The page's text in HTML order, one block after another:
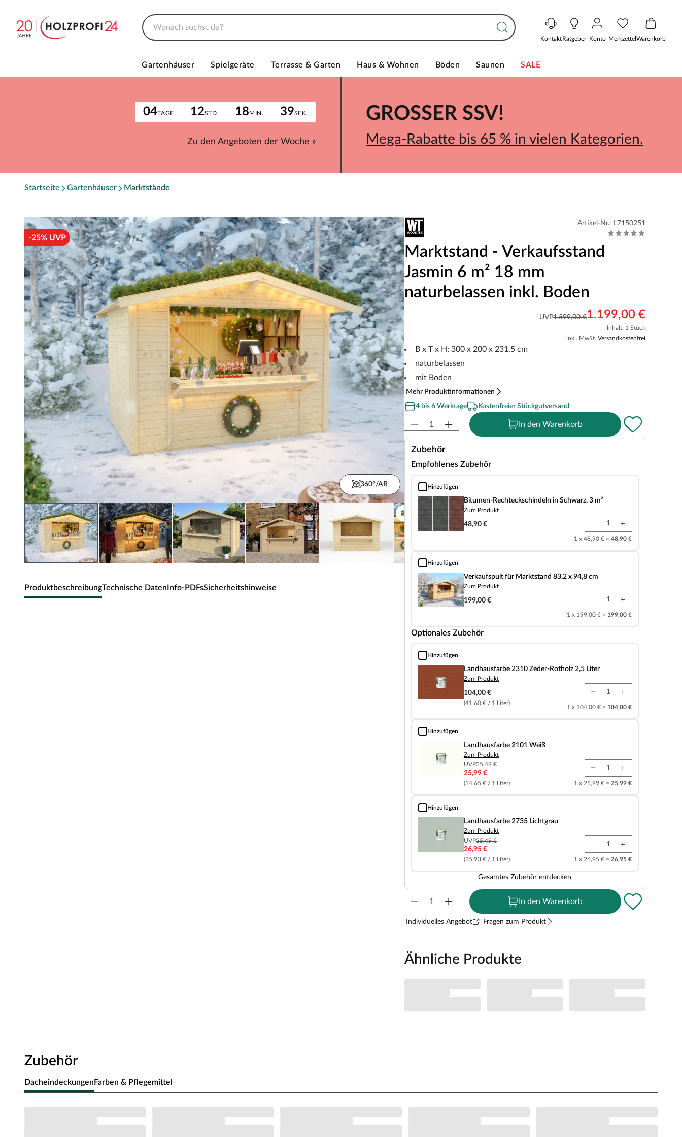
KontaktRatgeber Konto MerkzettelWarenkorb
Gartenhäuser Spielgeräte Terrasse & Garten Haus & Wohnen Böden Saunen SALE
04TAGE 12STD. 18MIN. 39SEK.
Zu den Angeboten der Woche »
GROSSER SSV!
Mega-Rabatte bis 65 % in vielen Kategorien.
Startseite Gartenhäuser Marktstände
-25% UVP
360°/AR
ProduktbeschreibungTechnische DatenInfo-PDFsSicherheitshinweise
Artikel-Nr.: L7150251
Marktstand - Verkaufsstand
Jasmin 6 m² 18 mm
naturbelassen inkl. Boden
UVP1.599,00 €1.199,00 €
Inhalt: 1 Stück
inkl. MwSt. Versandkostenfrei
B x T x H: 300 x 200 x 231,5 cm
naturbelassen
mit Boden
Mehr Produktinformationen
4 bis 6 Werktage
Kostenfreier Stückgutversand
In den Warenkorb
Zubehör
Empfohlenes Zubehör
Hinzufügen
Bitumen-Rechteckschindeln in Schwarz, 3 m²
Bitumen-Rechteckschindeln in Schwarz, 3 m²
Zum Produkt
48,90 €
1 x 48,90 € = 48,90 €
Hinzufügen
Verkaufspult für Marktstand 83,2 x 94,8 cm
Verkaufspult für Marktstand 83,2 x 94,8 cm
Zum Produkt
199,00 €
1 x 199,00 € = 199,00 €
Optionales Zubehör
Hinzufügen
Landhausfarbe 2310 Zeder-Rotholz 2,5 Liter
Landhausfarbe 2310 Zeder-Rotholz 2,5 Liter
Zum Produkt
104,00 €
(41,60 € / 1 Liter)
1 x 104,00 € = 104,00 €
Hinzufügen
Landhausfarbe 2101 Weiß
Landhausfarbe 2101 Weiß
Zum Produkt
UVP35,49 €
25,99 €
(34,65 € / 1 Liter) 1 x 25,99 € = 25,99 €
Hinzufügen
Landhausfarbe 2735 Lichtgrau
Landhausfarbe 2735 Lichtgrau
Zum Produkt
UVP35,49 €
26,95 €
(35,93 € / 1 Liter) 1 x 26,95 € = 26,95 €
Gesamtes Zubehör entdecken
In den Warenkorb
Individuelles Angebot Fragen zum Produkt
Ähnliche Produkte
Zubehör
Dacheindeckungen Farben & Pflegemittel